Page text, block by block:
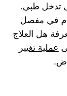
تدخل طبي.
في مفصل
هل العلاج
عملية تغيير